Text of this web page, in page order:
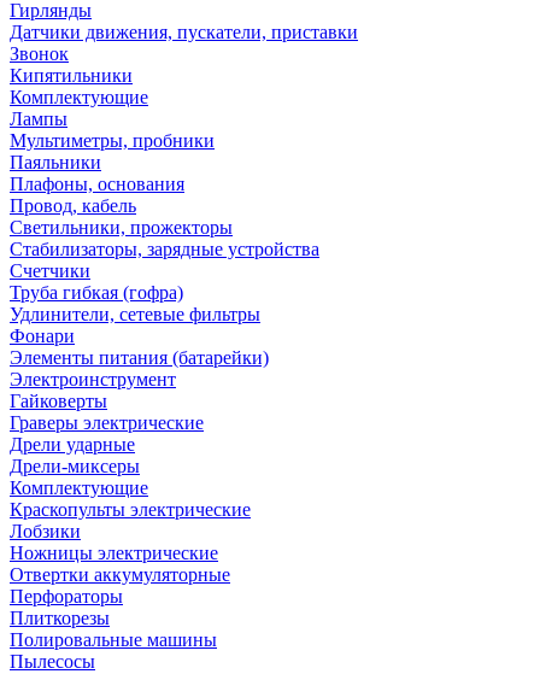
Гирлянды
Датчики движения, пускатели, приставки
Звонок
Кипятильники
Комплектующие
Лампы
Мультиметры, пробники
Паяльники
Плафоны, основания
Провод, кабель
Светильники, прожекторы
Стабилизаторы, зарядные устройства
Счетчики
Труба гибкая (гофра)
Удлинители, сетевые фильтры
Фонари
Элементы питания (батарейки)
Электроинструмент
Гайковерты
Граверы электрические
Дрели ударные
Дрели-миксеры
Комплектующие
Краскопульты электрические
Лобзики
Ножницы электрические
Отвертки аккумуляторные
Перфораторы
Плиткорезы
Полировальные машины
Пылесосы